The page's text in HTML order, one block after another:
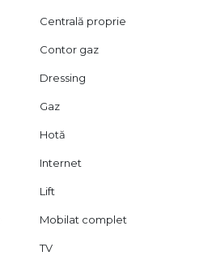
Centrală proprie
Contor gaz
Dressing
Gaz
Hotă
Internet
Lift
Mobilat complet
TV